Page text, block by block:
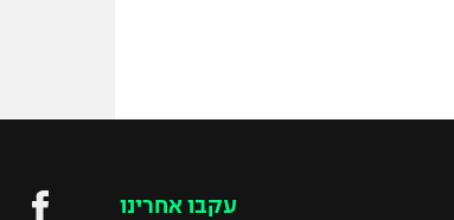
עקבו אחרינו